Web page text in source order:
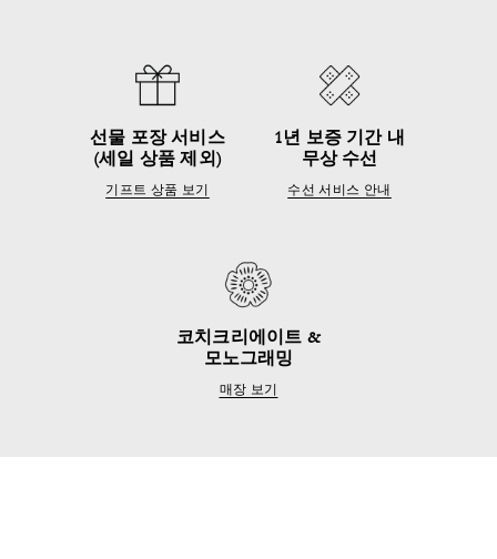
선물 포장 서비스
(세일 상품 제외)
기프트 상품 보기
1년 보증 기간 내
무상 수선
수선 서비스 안내
코치크리에이트 &
모노그래밍
매장 보기